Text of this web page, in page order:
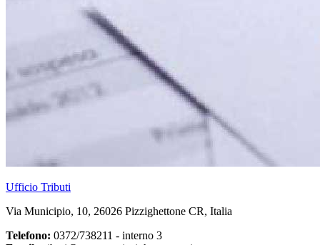
Ufficio Tributi
Via Municipio, 10, 26026 Pizzighettone CR, Italia
Telefono: 0372/738211 - interno 3